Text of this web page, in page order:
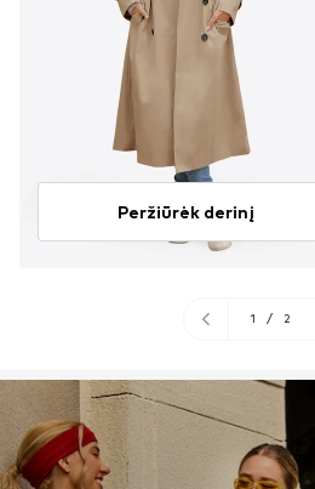
Peržiūrėk derinį
1 / 2